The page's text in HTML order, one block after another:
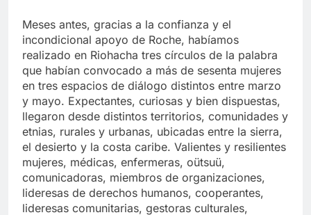
Meses antes, gracias a la confianza y el
incondicional apoyo de Roche, habíamos
realizado en Riohacha tres círculos de la palabra
que habían convocado a más de sesenta mujeres
en tres espacios de diálogo distintos entre marzo
y mayo. Expectantes, curiosas y bien dispuestas,
llegaron desde distintos territorios, comunidades y
etnias, rurales y urbanas, ubicadas entre la sierra,
el desierto y la costa caribe. Valientes y resilientes
mujeres, médicas, enfermeras, oütsuü,
comunicadoras, miembros de organizaciones,
lideresas de derechos humanos, cooperantes,
lideresas comunitarias, gestoras culturales,